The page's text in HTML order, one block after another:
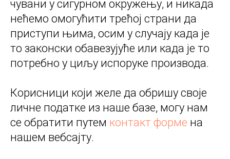
чувани у сигурном окружењу, и никада
нећемо омогућити трећој страни да
приступи њима, осим у случају када је
то законски обавезујуће или када је то
потребно у циљу испоруке производа.
Корисници који желе да обришу своје
личне податке из наше базе, могу нам
се обратити путем контакт форме на
нашем вебсајту.